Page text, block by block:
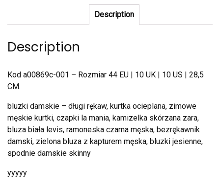
Description
Description
Kod a00869c-001 – Rozmiar 44 EU | 10 UK | 10 US | 28,5
CM.
bluzki damskie – długi rękaw, kurtka ocieplana, zimowe
męskie kurtki, czapki la mania, kamizelka skórzana zara,
bluza biała levis, ramoneska czarna męska, bezrękawnik
damski, zielona bluza z kapturem męska, bluzki jesienne,
spodnie damskie skinny
yyyyy